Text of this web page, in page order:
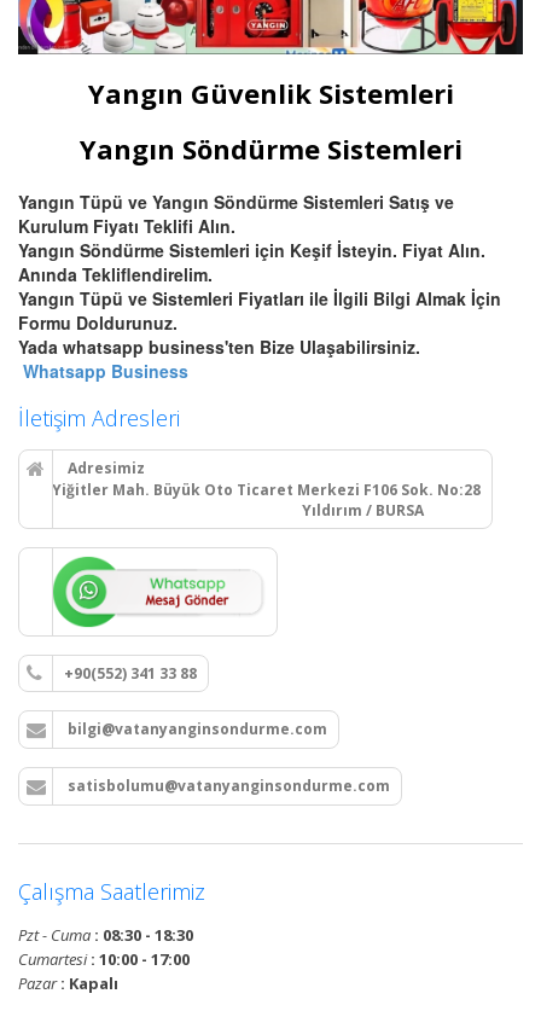
Yangın Güvenlik Sistemleri
Yangın Söndürme Sistemleri
Yangın Tüpü ve Yangın Söndürme Sistemleri Satış ve
Kurulum Fiyatı Teklifi Alın.
Yangın Söndürme Sistemleri için Keşif İsteyin. Fiyat Alın.
Anında Tekliflendirelim.
Yangın Tüpü ve Sistemleri Fiyatları ile İlgili Bilgi Almak İçin
Formu Doldurunuz.
Yada whatsapp business'ten Bize Ulaşabilirsiniz.
Whatsapp Business
İletişim Adresleri
Adresimiz
Yiğitler Mah. Büyük Oto Ticaret Merkezi F106 Sok. No:28
Yıldırım / BURSA
+90(552) 341 33 88
bilgi@vatanyanginsondurme.com
satisbolumu@vatanyanginsondurme.com
Çalışma Saatlerimiz
Pzt - Cuma : 08:30 - 18:30
Cumartesi: 10:00 - 17:00
Pazar: Kapalı